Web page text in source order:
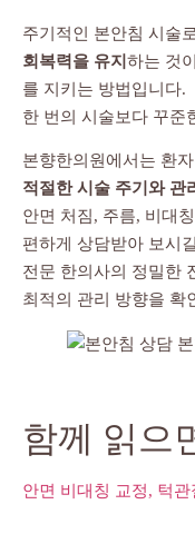
주기적인 본안침 시술로
회복력을 유지 하는 것
를 지키는 방법입니다.
한 번의 시술보다 꾸준
본향한의원에서는 환
적절한 시술 주기와 관
안면 처짐, 주름, 비대
편하게 상담받아 보시
전문 한의사의 정밀한
최적의 관리 방향을 확
함께 읽으
안면 비대칭 교정, 턱